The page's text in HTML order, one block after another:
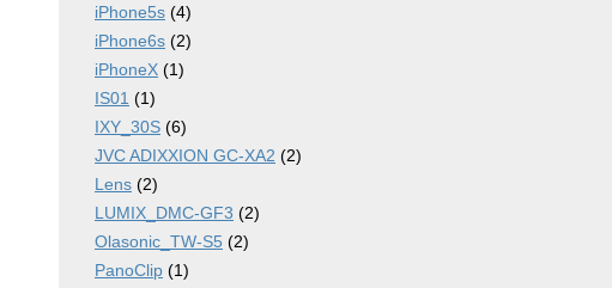
iPhone5s (4)
iPhone6s (2)
iPhoneX (1)
IS01 (1)
IXY_30S (6)
JVC ADIXXION GC-XA2 (2)
Lens (2)
LUMIX_DMC-GF3 (2)
Olasonic_TW-S5 (2)
PanoClip (1)